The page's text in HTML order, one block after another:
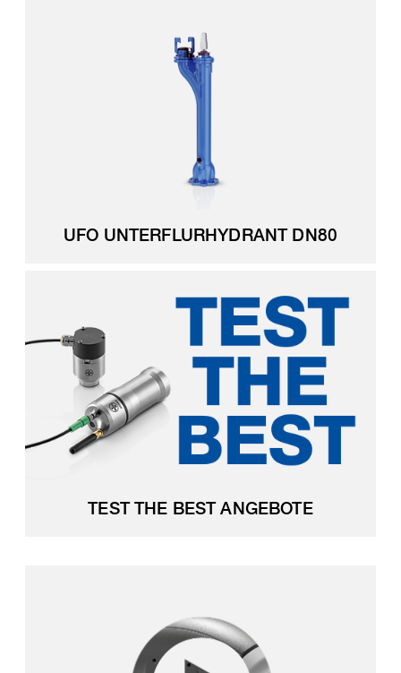
UFO UNTERFLURHYDRANT DN80
TEST THE BEST ANGEBOTE